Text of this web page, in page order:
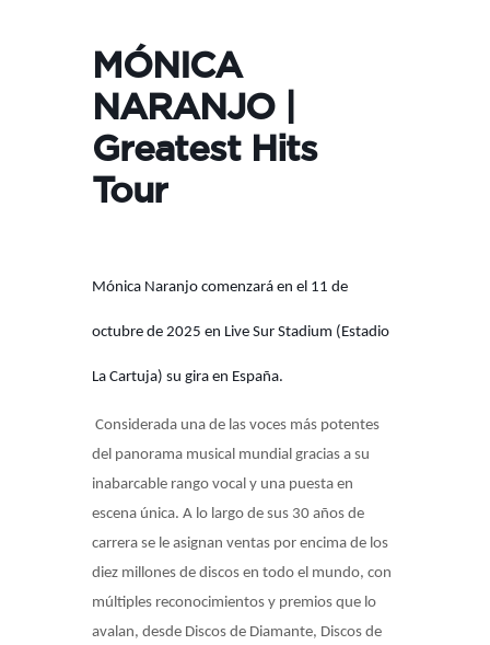
MÓNICA
NARANJO |
Greatest Hits
Tour
Mónica Naranjo comenzará en el 11 de
octubre de 2025 en Live Sur Stadium (Estadio
La Cartuja) su gira en España.
Considerada una de las voces más potentes
del panorama musical mundial gracias a su
inabarcable rango vocal y una puesta en
escena única. A lo largo de sus 30 años de
carrera se le asignan ventas por encima de los
diez millones de discos en todo el mundo, con
múltiples reconocimientos y premios que lo
avalan, desde Discos de Diamante, Discos de